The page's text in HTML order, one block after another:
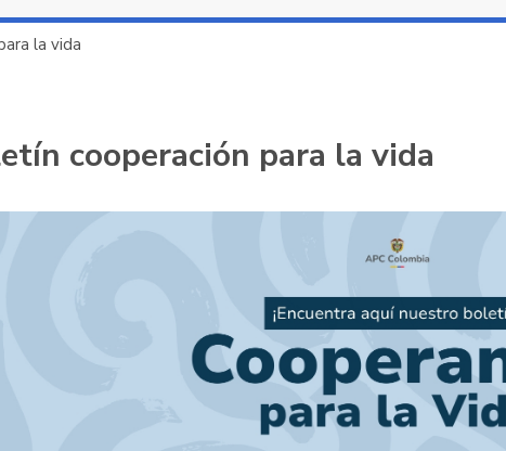
la vida
cooperación para la vida